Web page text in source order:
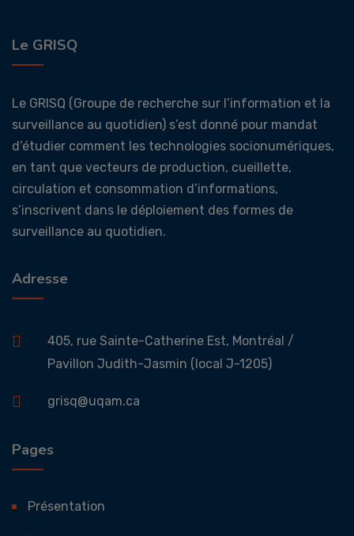
Le GRISQ
Le GRISQ (Groupe de recherche sur l’information et la
surveillance au quotidien) s’est donné pour mandat
d’étudier comment les technologies socionumériques,
en tant que vecteurs de production, cueillette,
circulation et consommation d’informations,
s’inscrivent dans le déploiement des formes de
surveillance au quotidien.
Adresse
405, rue Sainte-Catherine Est, Montréal /
Pavillon Judith-Jasmin (local J-1205)
grisq@uqam.ca
Pages
Présentation